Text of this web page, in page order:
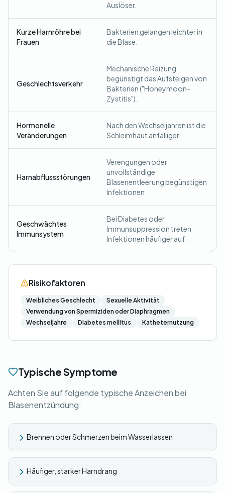
Auslöser.
Kurze Harnröhre bei
Frauen
Bakterien gelangen leichter in
die Blase.
Geschlechtsverkehr
Mechanische Reizung
begünstigt das Aufsteigen von
Bakterien ("Honeymoon-
Zystitis").
Hormonelle
Veränderungen
Nach den Wechseljahren ist die
Schleimhaut anfälliger.
Harnabflussstörungen
Verengungen oder
unvollständige
Blasenentleerung begünstigen
Infektionen.
Geschwächtes
Immunsystem
Bei Diabetes oder
Immunsuppression treten
Infektionen häufiger auf.
Risikofaktoren
Weibliches Geschlecht
Sexuelle Aktivität
Verwendung von Spermiziden oder Diaphragmen
Wechseljahre
Diabetes mellitus Katheternutzung
Typische Symptome
Achten Sie auf folgende typische Anzeichen bei
Blasenentzündung:
Brennen oder Schmerzen beim Wasserlassen
Häufiger, starker Harndrang